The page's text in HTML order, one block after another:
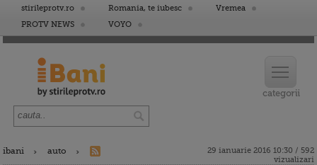
stirileprotv.ro Romania, te iubesc
Vremea
PROTV NEWS
VOYO
ibani auto
29 ianuarie 2016 10:30 / 592
vizualizari